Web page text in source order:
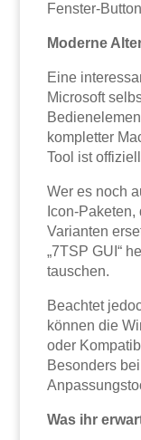
Fenster-
Moderne
Eine
Microsoft
kompletter
Tool ist
Wer es noch
Icon-
Varianten
„7TSP GUI“
tauschen.
Beachtet
können die
oder
Besonders
Was ihr